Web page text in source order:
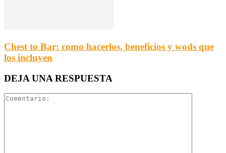
Chest to Bar: como hacerlos, beneficios y wods que
los incluyen
DEJA UNA RESPUESTA